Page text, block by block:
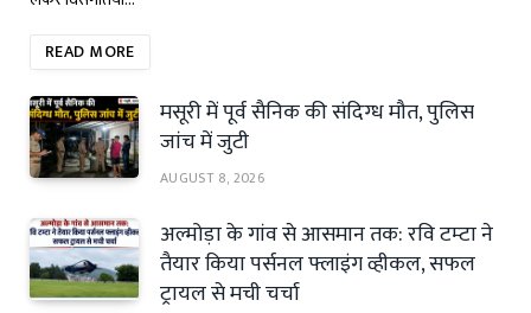
READ MORE
मसूरी में पूर्व सैनिक की संदिग्ध मौत, पुलिस
जांच में जुटी
AUGUST 8, 2026
अल्मोड़ा के गांव से आसमान तक: रवि टम्टा ने
तैयार किया पर्सनल फ्लाइंग व्हीकल, सफल
ट्रायल से मची चर्चा